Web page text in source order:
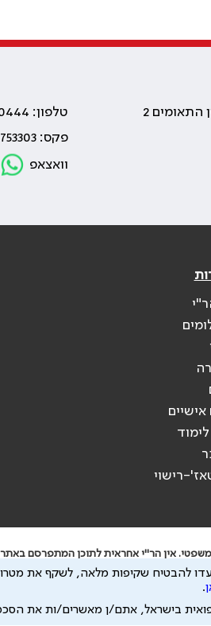
טלפון: 03-6100444
פקס: 03-5753303
וואצאפ
רישוי
אין הר"י אחראית לתוכן המתפרסם באתר
שלישיים, הכל בכפוף למדיניות הפרטיות
להבטיח שקיפות מלאה, לשקף את
.
בישראל, אתם/ן מאשרים/ות את